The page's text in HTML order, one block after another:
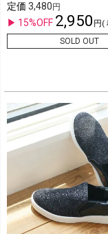
定価 3,480
15%OFF 2,950
SOLD OUT